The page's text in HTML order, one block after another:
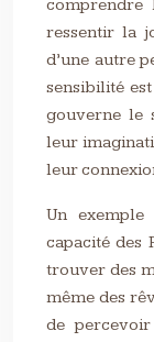
comprendre
ressentir la
d’une autre
sensibilité
gouverne le
leur
leur
Un
capacité des
trouver des
même des
de